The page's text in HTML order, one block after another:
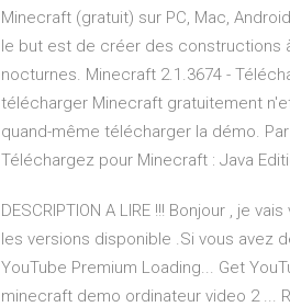
Minecraft (gratuit) sur PC, Mac,
le but est de créer des constructions
nocturnes. Minecraft 2.1.3674 -
télécharger Minecraft gratuitement
quand-même télécharger la démo.
Téléchargez pour Minecraft : Java
DESCRIPTION A LIRE !!! Bonjour , je
les versions disponible .Si vous avez
YouTube Premium Loading... Get
minecraft demo ordinateur video 2 ...